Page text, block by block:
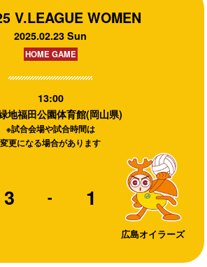
V.LEAGUE WOMEN
2025.02.23 Sun
HOME GAME
13:00
地福田公園体育館(岡山県)
※試合会場や試合時間は
変更になる場合があります
3 - 1
広島オイラーズ